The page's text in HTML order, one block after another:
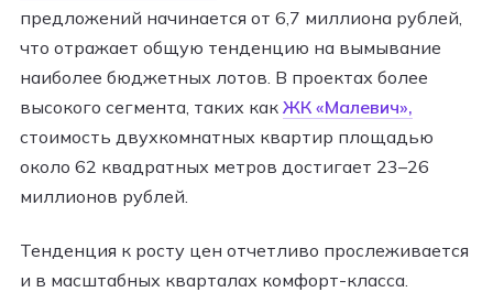
предложений начинается от 6,7 миллиона рублей,
что отражает общую тенденцию на вымывание
наиболее бюджетных лотов. В проектах более
высокого сегмента, таких как ЖК «Малевич»,
стоимость двухкомнатных квартир площадью
около 62 квадратных метров достигает 23–26
миллионов рублей.
Тенденция к росту цен отчетливо прослеживается
и в масштабных кварталах комфорт-класса.